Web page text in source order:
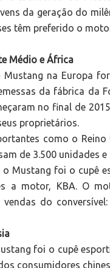
da geração do
têm preferido o
Médio e África
Mustang na Europa
da fábrica da
no final de
proprietários.
como o
de 3.500 unidades
o Mustang foi o cupê
a motor, KBA. O
vendas do
foi o cupê
consumidores